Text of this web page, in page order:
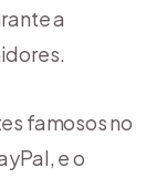
a
famosos no
e o